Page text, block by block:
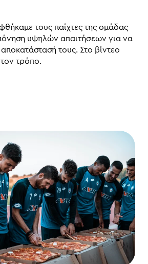
τους παίχτες της ομάδας
υψηλών απαιτήσεων για να
τους. Στο βίντεο
τον τρόπο.